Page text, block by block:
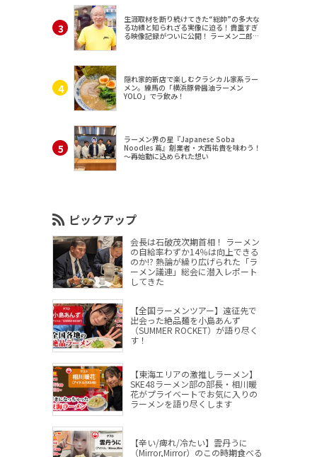
生涯取材を断り続けてきた“総帥”の多大な
る功績と知られざる実像に迫る！貴重すぎ
る映像記録がついに公開！ ラーメン二郎
隠れ家的新店で楽しむクラシカル家系ラー
メン。練馬の「横浜豚骨醤油ラーメン
YOLO」でラ飲み！
ラーメン界の星『Japanese Soba
Noodles 蔦』創業者・大西祐貴を味わう！
～再始動に込められた想い
ピックアップ
会長は石破茂次期首相！ ラーメン
の自給率わずか14％は向上できる
のか!? 熱論が繰り広げられた「ラ
ーメン議連」総会に潜入レポート
してきた
【全国ラーメンツアー】遠征先で
出会った絶品麺を小島あんず
（SUMMER ROCKET）が語り尽く
す！
【東海エリアの激推しラーメン】
SKE48ラーメン部の部長・相川暖
花がプライベートでお気に入りの
ラーメンを語り尽くします
【辛い/痺れ/冷たい】雲丹うに
（Mirror,Mirror）のこの時期食べる